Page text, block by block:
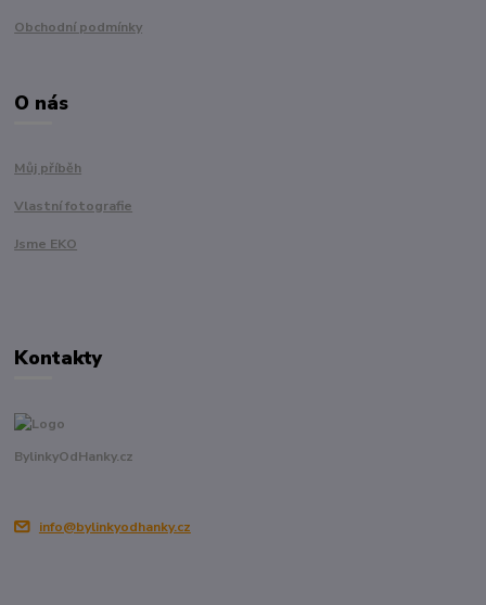
Obchodní podmínky
O nás
Můj příběh
Vlastní fotografie
Jsme EKO
Kontakty
BylinkyOdHanky.cz
info@bylinkyodhanky.cz